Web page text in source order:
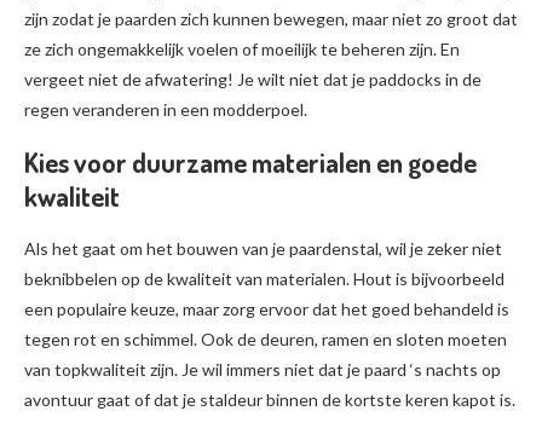
zijn zodat je paarden zich kunnen bewegen, maar niet zo groot dat
ze zich ongemakkelijk voelen of moeilijk te beheren zijn. En
vergeet niet de afwatering! Je wilt niet dat je paddocks in de
regen veranderen in een modderpoel.
Kies voor duurzame materialen en goede
kwaliteit
Als het gaat om het bouwen van je paardenstal, wil je zeker niet
beknibbelen op de kwaliteit van materialen. Hout is bijvoorbeeld
een populaire keuze, maar zorg ervoor dat het goed behandeld is
tegen rot en schimmel. Ook de deuren, ramen en sloten moeten
van topkwaliteit zijn. Je wil immers niet dat je paard ‘s nachts op
avontuur gaat of dat je staldeur binnen de kortste keren kapot is.